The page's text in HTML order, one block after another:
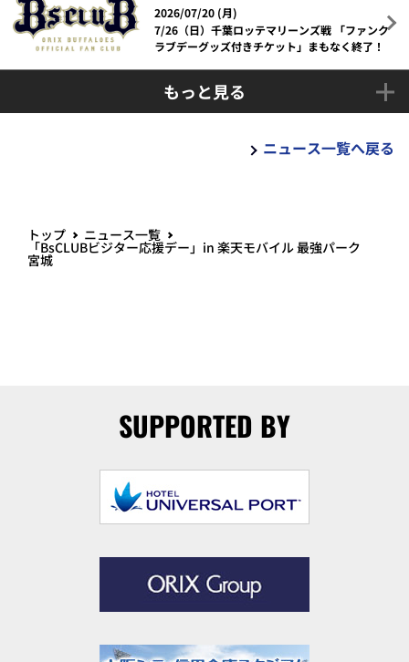
2026/07/20 (月)
7/26（日）千葉ロッテマリーンズ戦 「ファンク
ラブデーグッズ付きチケット」まもなく終了！
もっと見る
ニュース一覧へ戻る
トップ ニュース一覧
「BsCLUBビジター応援デー」in 楽天モバイル 最強パーク
宮城
SUPPORTED BY